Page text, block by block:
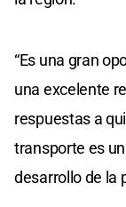
“Es una gran
una excelente
respuestas a
transporte es
desarrollo de la